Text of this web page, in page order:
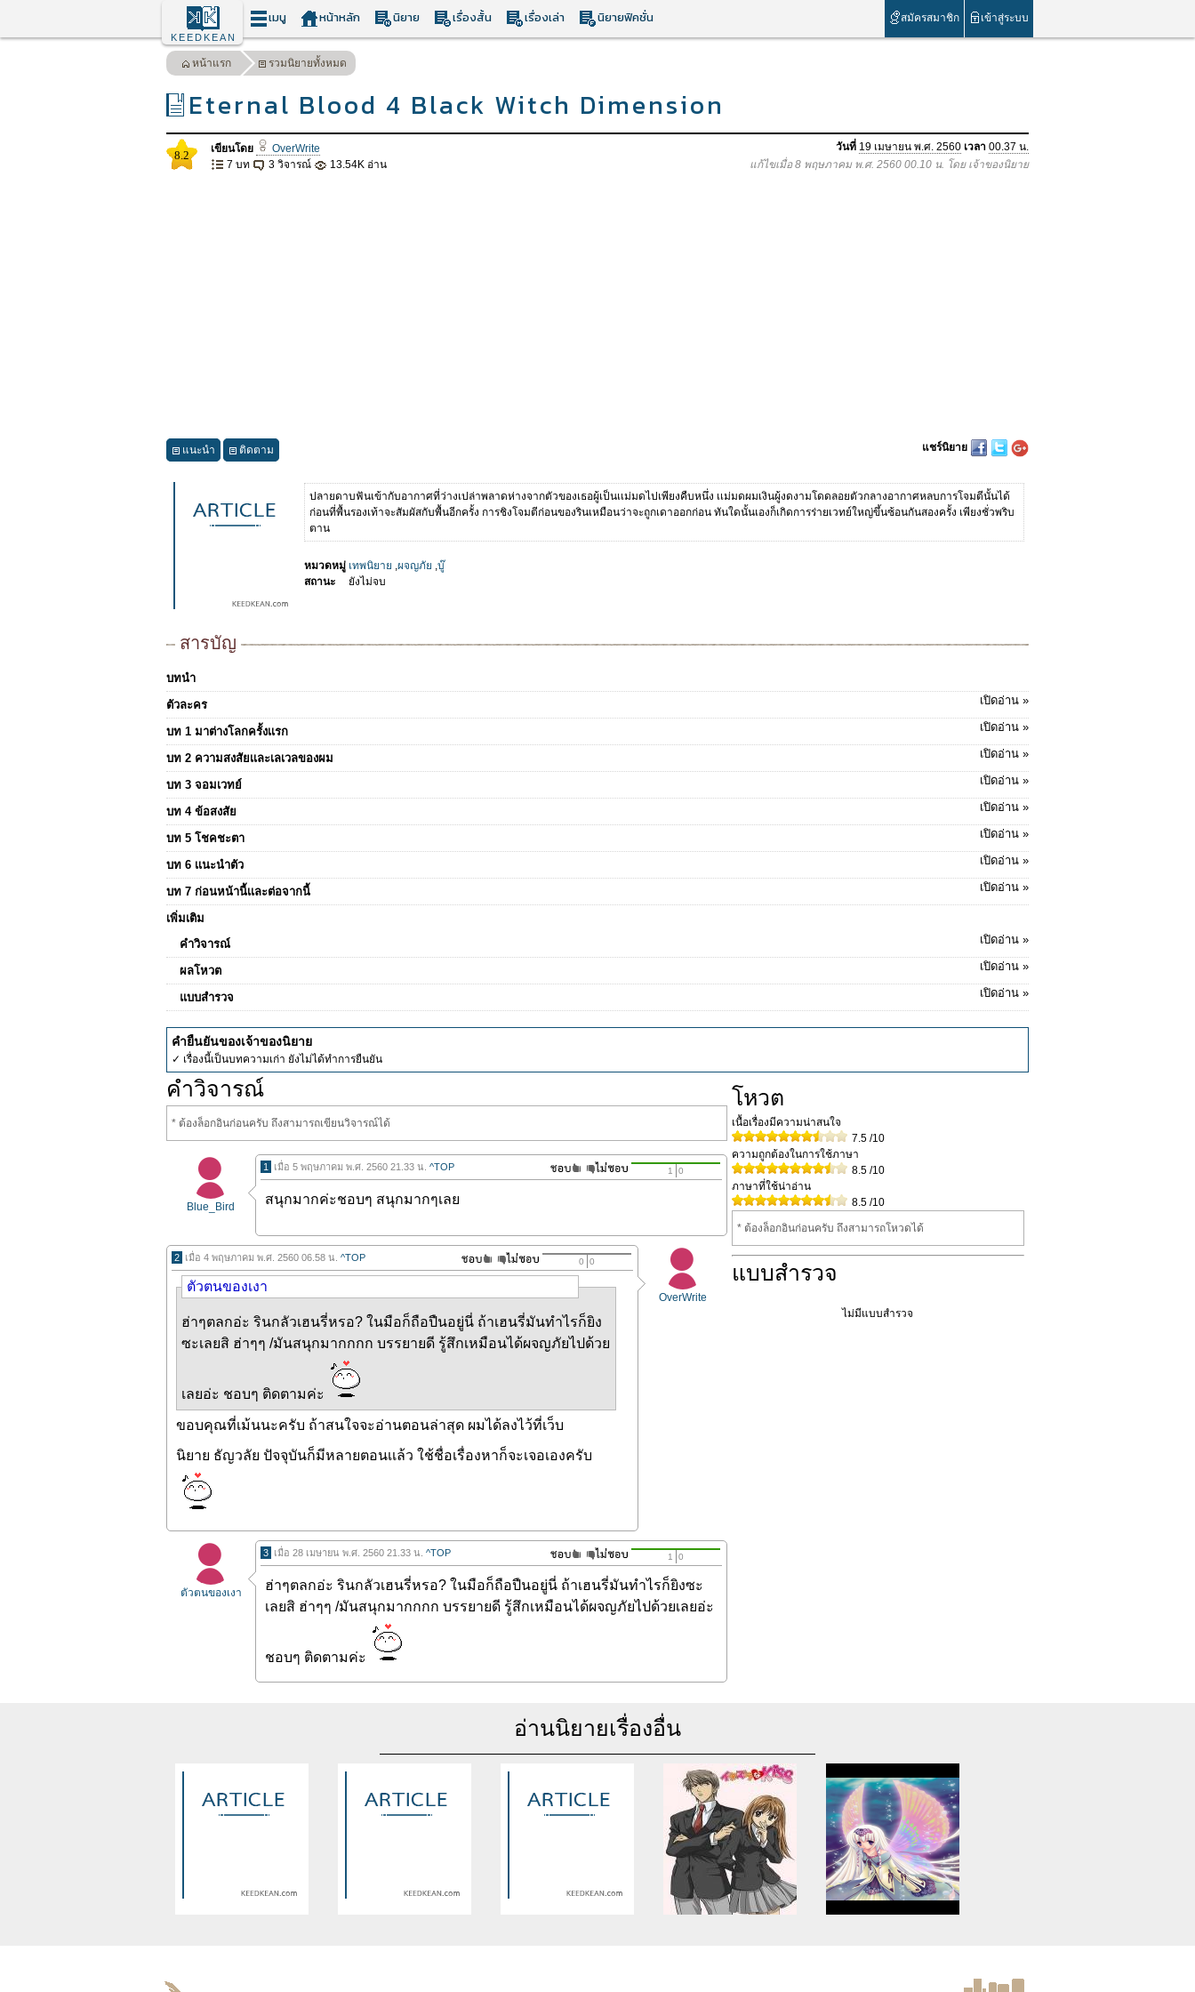
KEEDKEAN
เมนู หน้าหลัก นิยาย เรื่องสั้น เรื่องเล่า นิยายฟิคชั่น สมัครสมาชิก เข้าสู่ระบบ
หน้าแรก รวมนิยายทั้งหมด
Eternal Blood 4 Black Witch Dimension
8.2 เขียนโดย OverWrite วันที่ 19 เมษายน พ.ศ. 2560 เวลา 00.37 น.
7 บท
3 วิจารณ์ 13.54K อ่าน แก้ไขเมื่อ 8 พฤษภาคม พ.ศ. 2560 00.10 น. โดย เจ้าของนิยาย
แนะนำ ติดตาม แชร์นิยาย
ปลายดาบฟันเข้ากับอากาศที่ว่างเปล่าพลาดห่างจากตัวของเธอผู้เป็นเเม่มดไปเพียงคืบหนึ่ง เเม่มดผมเงินผู้งดงามโดดลอยตัวกลางอากาศหลบการโจมตีนั้นได้
ก่อนที่พื้นรองเท้าจะสัมผัสกับพื้นอีกครั้ง การชิงโจมตีก่อนของรินเหมือนว่าจะถูกเดาออกก่อน ทันใดนั้นเองก็เกิดการร่ายเวทย์ใหญ่ขึ้นซ้อนกันสองครั้ง เพียงชั่วพริบ
ตาน
หมวดหมู่ เทพนิยาย ,ผจญภัย ,บู๊
สถานะ
ยังไม่จบ
สารบัญ
บทนำ
ตัวละคร
เปิดอ่าน »
บท 1 มาต่างโลกครั้งเเรก เปิดอ่าน »
บท 2 ความสงสัยเเละเลเวลของผม เปิดอ่าน »
บท 3 จอมเวทย์ เปิดอ่าน »
บท 4 ข้อสงสัย เปิดอ่าน »
บท 5 โชคชะตา เปิดอ่าน »
บท 6 เเนะนำตัว เปิดอ่าน »
บท 7 ก่อนหน้านี้เเละต่อจากนี้ เปิดอ่าน »
เพิ่มเติม
คำวิจารณ์
เปิดอ่าน »
ผลโหวต เปิดอ่าน »
แบบสำรวจ เปิดอ่าน »
คำยืนยันของเจ้าของนิยาย
✓ เรื่องนี้เป็นบทความเก่า ยังไม่ได้ทำการยืนยัน
คำวิจารณ์
* ต้องล็อกอินก่อนครับ ถึงสามารถเขียนวิจารณ์ได้
Blue_Bird
1 เมื่อ 5 พฤษภาคม พ.ศ. 2560 21.33 น. ^TOP 1 0
สนุกมากค่ะชอบๆ สนุกมากๆเลย
OverWrite
2 เมื่อ 4 พฤษภาคม พ.ศ. 2560 06.58 น. ^TOP 0 0
ตัวตนของเงา
ฮ่าๆตลกอ่ะ รินกลัวเฮนรี่หรอ? ในมือก็ถือปืนอยู่นี่ ถ้าเฮนรี่มันทำไรก็ยิง
ซะเลยสิ ฮ่าๆๆ /มันสนุกมากกกก บรรยายดี รู้สึกเหมือนได้ผจญภัยไปด้วย
เลยอ่ะ ชอบๆ ติดตามค่ะ
ขอบคุณที่เม้นนะครับ ถ้าสนใจจะอ่านตอนล่าสุด ผมได้ลงไว้ที่เว็บ
นิยาย ธัญวลัย ปัจจุบันก็มีหลายตอนเเล้ว ใช้ชื่อเรื่องหาก็จะเจอเองครับ
ตัวตนของเงา
3 เมื่อ 28 เมษายน พ.ศ. 2560 21.33 น. ^TOP 1 0
ฮ่าๆตลกอ่ะ รินกลัวเฮนรี่หรอ? ในมือก็ถือปืนอยู่นี่ ถ้าเฮนรี่มันทำไรก็ยิงซะ
เลยสิ ฮ่าๆๆ /มันสนุกมากกกก บรรยายดี รู้สึกเหมือนได้ผจญภัยไปด้วยเลยอ่ะ
ชอบๆ ติดตามค่ะ
โหวต
เนื้อเรื่องมีความน่าสนใจ
7.5/10
ความถูกต้องในการใช้ภาษา
8.5/10
ภาษาที่ใช้น่าอ่าน
8.5/10
* ต้องล็อกอินก่อนครับ ถึงสามารถโหวดได้
แบบสำรวจ
ไม่มีแบบสำรวจ
อ่านนิยายเรื่องอื่น
assumed 'article_topic' (this